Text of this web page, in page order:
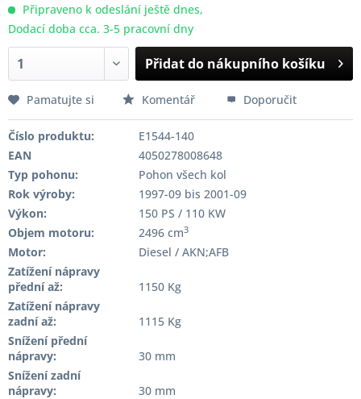
Připraveno k odeslání ještě dnes,
Dodací doba cca. 3-5 pracovní dny
Přidat do nákupního košíku
Pamatujte si Komentář Doporučit
Číslo produktu:
E1544-140
EAN
4050278008648
Typ pohonu:
Pohon všech kol
Rok výroby:
1997-09 bis 2001-09
Výkon:
150 PS / 110 KW
Objem motoru:
2496 cm3
Motor:
Diesel / AKN;AFB
Zatížení nápravy
přední až:
1150 Kg
Zatížení nápravy
zadní až:
1115 Kg
Snížení přední
nápravy:
30 mm
Snížení zadní
nápravy:
30 mm